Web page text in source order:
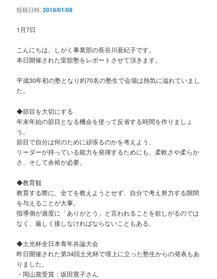
投稿日時:2018/01/08
1月7日
こんにちは。しがく事業部の長谷川亜紀子です。
本日開催された室舘塾をレポートさせて頂きます。
平成30年初の塾となり約70名の塾生で会場は熱気に溢れていまし
た。
◆節目を大切にする
年末年始の節目となる機会を使って反省する時間を作りましょ
う。
節目で自分は何のために頑張るのかを考えよう。
リーダーが持っている能力を発揮するためにも、柔軟さや柔らか
さ、そして余裕が必要。
◆教育観
教育する際に、全てを教えようとせず、自分で考え努力する隙間
を与えることが大事。
指導側が過度に「ありがとう」と言われることを欲しがるのでは
なく、厳しく接しなければならないこともある。
◆土光杯全日本青年弁論大会
昨日開催された第34回土光杯で壇上に立った塾生からの発表もあ
りました。
・岡山賞受賞：坂田寛子さん